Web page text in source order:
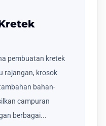
pembuatan kretek
rajangan, krosok
bahan-
campuran
berbagai...